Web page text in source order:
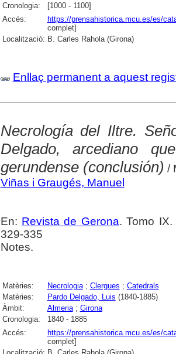
Cronologia:
[1000 - 1100]
Accés:
https://prensahistorica.mcu.es/es/
complet]
Localització: B. Carles Rahola (Girona)
Enllaç permanent a aquest
Necrología del Iltre.
Delgado, arcediano
gerundense (conclusión) /
Viñas i Graugés, Manuel
En: Revista de Gerona. Tomo
329-335
Notes.
Matèries: Necrologia; Clergues ; Catedrals
Matèries:
Pardo Delgado, Luis (1840-1885)
Àmbit:
Almeria; Girona
Cronologia:
1840 - 1885
Accés:
https://prensahistorica.mcu.es/es/
complet]